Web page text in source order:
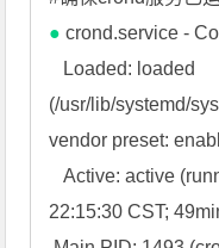
● crond.service -
(/usr/lib/systemd/
vendor preset:
   Active: active (running) since 二 2019-05-21
22:15:30 CST;